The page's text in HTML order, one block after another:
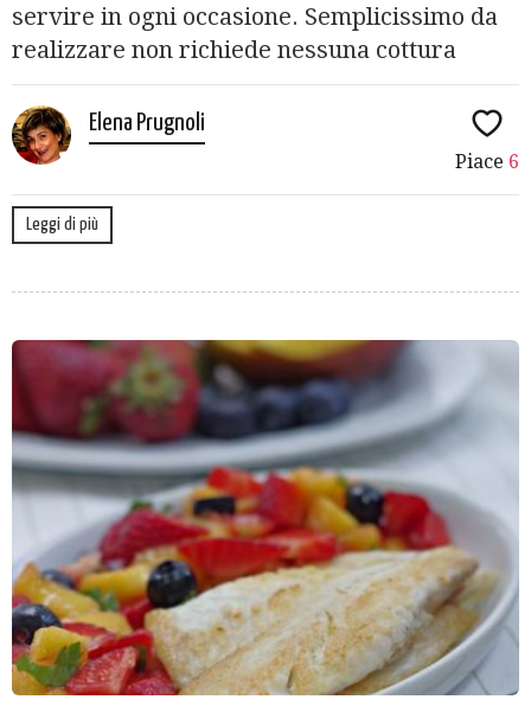
servire in ogni occasione. Semplicissimo da
realizzare non richiede nessuna cottura
Elena Prugnoli
Piace 6
Leggi di più